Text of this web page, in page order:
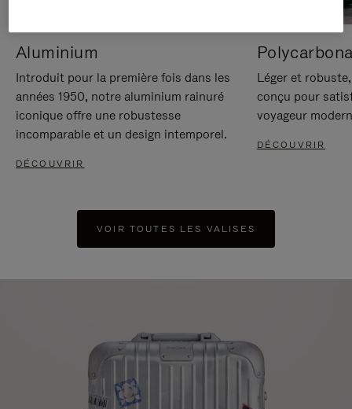
Aluminium
Introduit pour la première fois dans les
années 1950, notre aluminium rainuré
iconique offre une robustesse
incomparable et un design intemporel.
DÉCOUVRIR
Léger et
conçu pour
voyageur
DÉCOUVRIR
VOIR TOUTES LES VALISES